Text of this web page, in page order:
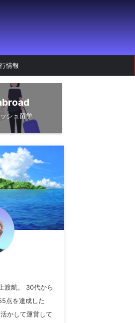
情報
シュ留学
渡航。 30代から
点を達成した
かして運営して